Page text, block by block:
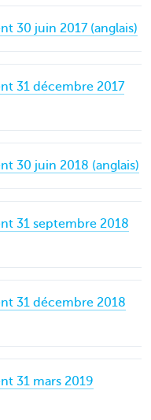
30 juin 2017 (anglais)
31 décembre 2017
30 juin 2018 (anglais)
31 septembre 2018
31 décembre 2018
31 mars 2019